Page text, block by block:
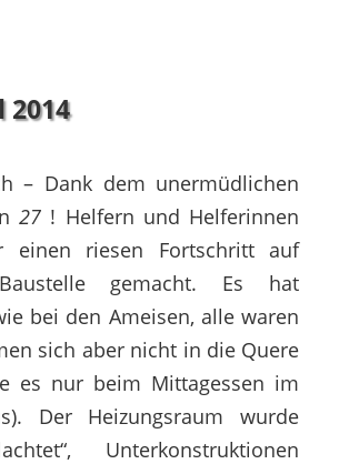
2014
– Dank dem unermüdlichen
27 ! Helfern und Helferinnen
einen riesen Fortschritt auf
gemacht. Es hat
bei den Ameisen, alle waren
sich aber nicht in die Quere
es nur beim Mittagessen im
Der Heizungsraum wurde
Unterkonstruktionen